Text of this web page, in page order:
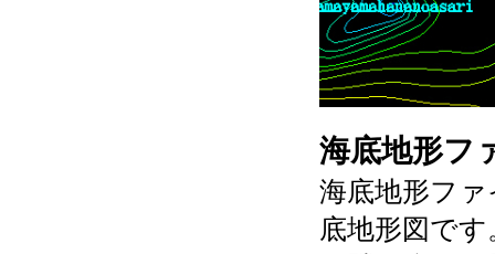
海底地形フ
海底地形フ
底地形図で